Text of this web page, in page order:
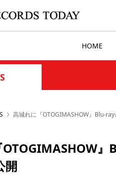
HOME
高城れに『OTOGIMASHOW』Blu-
開